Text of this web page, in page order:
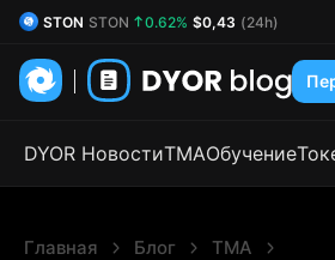
DYOR Coin DYOR 0.66% $0,53 (24h)
DYOR НовостиTMAОбучение
Главная Блог
TMA